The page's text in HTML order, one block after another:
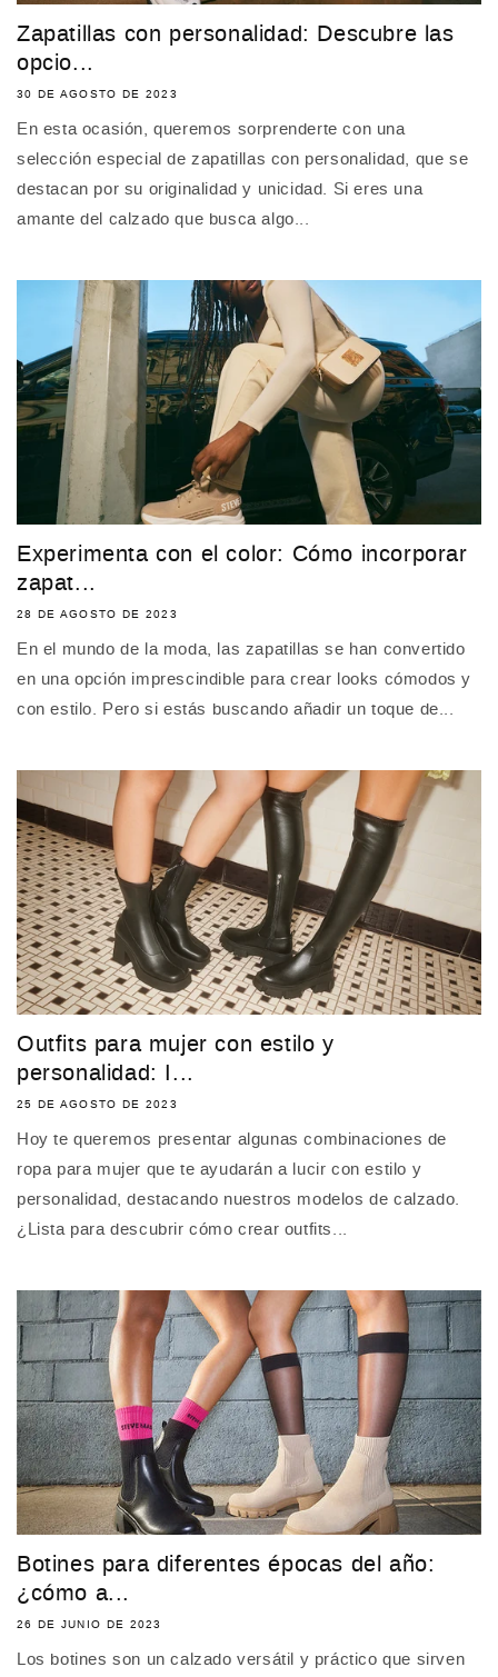
Zapatillas con personalidad: Descubre las
opcio...
30 DE AGOSTO DE 2023
En esta ocasión, queremos sorprenderte con una
selección especial de zapatillas con personalidad, que se
destacan por su originalidad y unicidad. Si eres una
amante del calzado que busca algo...
Experimenta con el color: Cómo incorporar
zapat...
28 DE AGOSTO DE 2023
En el mundo de la moda, las zapatillas se han convertido
en una opción imprescindible para crear looks cómodos y
con estilo. Pero si estás buscando añadir un toque de...
Outfits para mujer con estilo y
personalidad: I...
25 DE AGOSTO DE 2023
Hoy te queremos presentar algunas combinaciones de
ropa para mujer que te ayudarán a lucir con estilo y
personalidad, destacando nuestros modelos de calzado.
¿Lista para descubrir cómo crear outfits...
Botines para diferentes épocas del año:
¿cómo a...
26 DE JUNIO DE 2023
Los botines son un calzado versátil y práctico que sirven